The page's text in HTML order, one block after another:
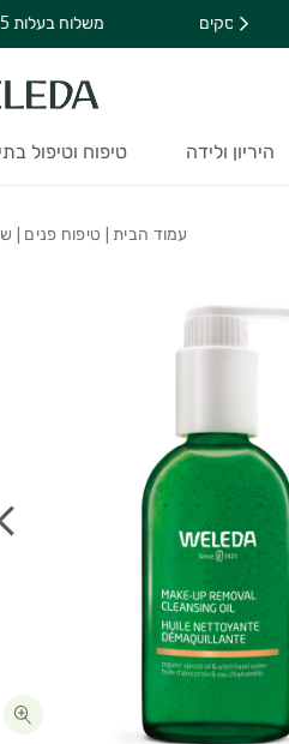
משלוח בעלות 32.5 ₪ להזמנות עד 249 ₪
היריון ולידה טיפוח וטיפול
עמוד הבית| טיפוח פנים |